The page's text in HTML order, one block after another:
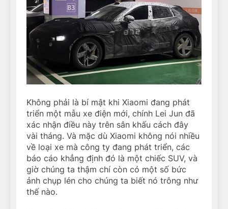
Không phải là bí mật khi Xiaomi đang phát
triển một mẫu xe điện mới, chính Lei Jun đã
xác nhận điều này trên sân khấu cách đây
vài tháng. Và mặc dù Xiaomi không nói nhiều
về loại xe mà công ty đang phát triển, các
báo cáo khẳng định đó là một chiếc SUV, và
giờ chúng ta thậm chí còn có một số bức
ảnh chụp lén cho chúng ta biết nó trông như
thế nào.